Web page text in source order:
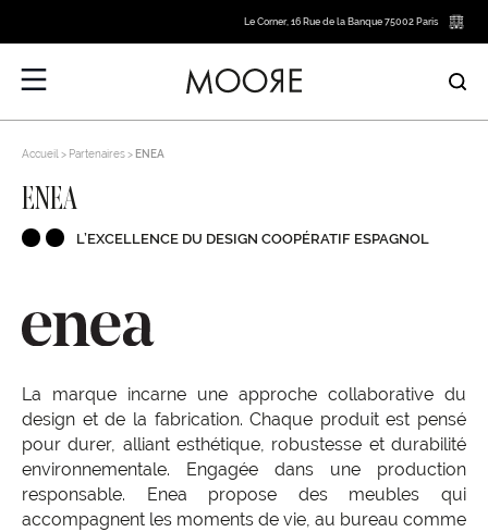
Le Corner, 16 Rue de la Banque 75002 Paris
Accueil Partenaires ENEA
ENEA
L’EXCELLENCE DU DESIGN COOPÉRATIF ESPAGNOL
La marque incarne une approche collaborative du
design et de la fabrication. Chaque produit est pensé
pour durer, alliant esthétique, robustesse et durabilité
environnementale. Engagée dans une production
responsable. Enea propose des meubles qui
accompagnent les moments de vie, au bureau comme